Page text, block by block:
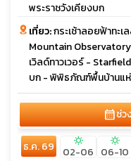
พระราชวังเคียงบก
เที่ยว:กระเช้าลอยฟ้าทะ
Mountain
เวิลด์ทาวเวอร์ -
บก - พิพิธภัณฑ์พื้นบ้านแห่
calendar_monthช่ว
ธ.ค. 69 sunny
02-06
sunny
06-10